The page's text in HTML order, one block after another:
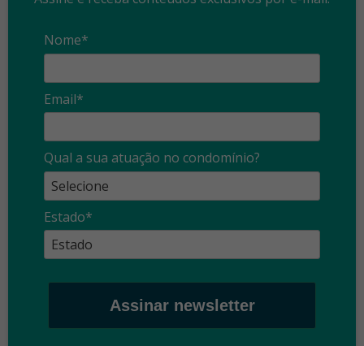
Nome*
Email*
Qual a sua atuação no condomínio?
Estado*
Assinar newsletter